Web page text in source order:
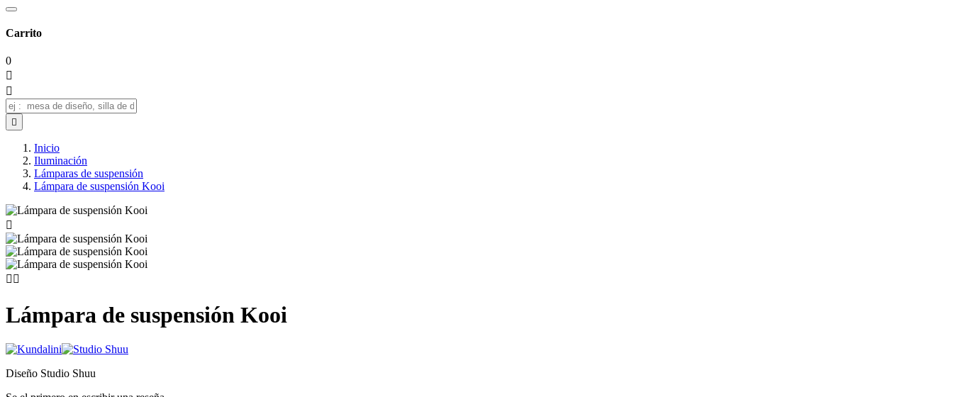
Carrito
0



Inicio
Iluminación
Lámparas de suspensión
Lámpara de suspensión Kooi

 
Lámpara de suspensión Kooi
Diseño Studio Shuu